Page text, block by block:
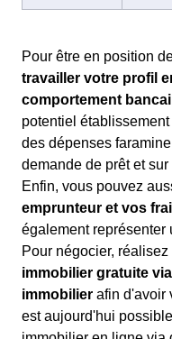
Pour être en position
travailler votre profil
comportement
potentiel
des dépenses
demande de prêt et
Enfin, vous pouvez
emprunteur et vos
également
Pour négocier, réalisez
immobilier gratuite
immobilier afin d'avoir
est aujourd'hui